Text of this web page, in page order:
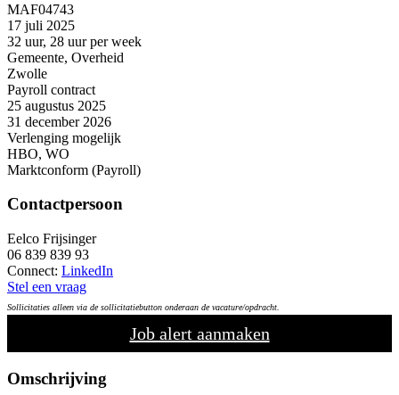
MAF04743
17 juli 2025
32 uur, 28 uur per week
Gemeente, Overheid
Zwolle
Payroll contract
25 augustus 2025
31 december 2026
Verlenging mogelijk
HBO, WO
Marktconform (Payroll)
Contactpersoon
Eelco Frijsinger
06 839 839 93
Connect: LinkedIn
Stel een vraag
Sollicitaties alleen via de sollicitatiebutton onderaan de vacature/opdracht.
Job alert aanmaken
Omschrijving